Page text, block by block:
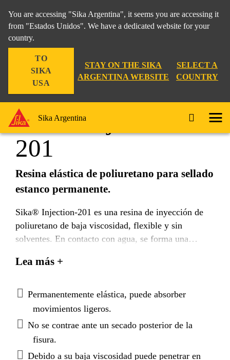
You are accessing "Sika Argentina", it seems you are accessing it
from "Estados Unidos". We have a dedicated website for your
country.
TO
SIKA
USA
STAY ON THE SIKA
ARGENTINA WEBSITE
SELECT A
COUNTRY
Sika Argentina
Sika® Injection-
201
Resina elástica de poliuretano para sellado
estanco permanente.
Sika® Injection-201 es una resina de inyección de
poliuretano de baja viscosidad, flexible y sin
solventes. En contacto con agua, se forma una
la cual es flexible y elástica.
Lea más +
Permanentemente elástica, puede absorber
movimientos ligeros.
No se contrae ante un secado posterior de la
fisura.
Debido a su baja viscosidad puede penetrar en